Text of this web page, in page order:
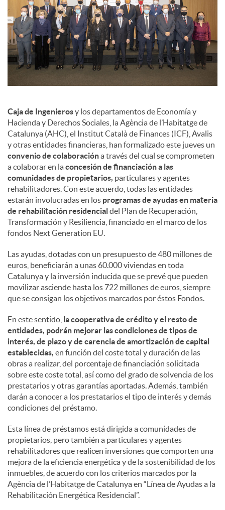
Caja de Ingenierosy los departamentos de Economía y
Hacienda y Derechos Sociales, la Agència de l’Habitatge de
Catalunya (AHC), el Institut Català de Finances (ICF), Avalis
y otras entidades financieras, han formalizado este jueves un
convenio de colaboracióna través del cual se comprometen
a colaborar en laconcesión de financiación a las
comunidades de propietarios, particulares y agentes
rehabilitadores. Con este acuerdo, todas las entidades
estarán involucradas en los programas de ayudas en materia
de rehabilitación residencial del Plan de Recuperación,
Transformación y Resiliencia, financiado en el marco de los
fondos Next Generation EU.
Las ayudas, dotadas con un presupuesto de 480 millones de
euros, beneficiarán a unas 60.000 viviendas en toda
Catalunya y la inversión inducida que se prevé que pueden
movilizar asciende hasta los 722 millones de euros, siempre
que se consigan los objetivos marcados por éstos Fondos.
En este sentido, la cooperativa de crédito y el resto de
entidades, podrán mejorar las condiciones de tipos de
interés, de plazo y de carencia de amortización de capital
establecidas, en función del coste total y duración de las
obras a realizar, del porcentaje de financiación solicitada
sobre este coste total, así como del grado de solvencia de los
prestatarios y otras garantías aportadas. Además, también
darán a conocer a los prestatarios el tipo de interés y demás
condiciones del préstamo.
Esta línea de préstamos está dirigida a comunidades de
propietarios, pero también a particulares y agentes
rehabilitadores que realicen inversiones que comporten una
mejora de la eficiencia energética y de la sostenibilidad de los
inmuebles, de acuerdo con los criterios marcados por la
Agència de l’Habitatge de Catalunya en “Línea de Ayudas a la
Rehabilitación Energética Residencial”.